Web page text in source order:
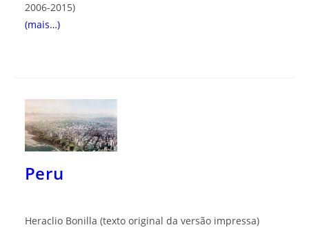
2006-2015)
(mais…)
Peru
Heraclio Bonilla (texto original da versão impressa)